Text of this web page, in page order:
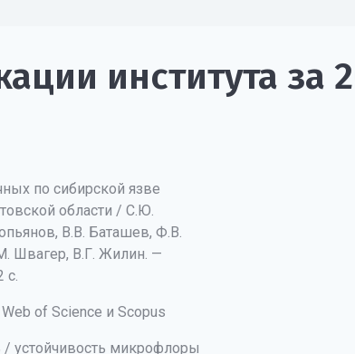
института за
по сибирской язве
области / С.Ю.
В.В. Баташев, Ф.В.
Швагер, В.Г. Жилин. —
с.
of Science и Scopus
/ устойчивость микрофлоры